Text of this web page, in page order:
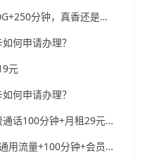
广电飞千卡深度解析：24元180G+250分钟，真香还是套路？
何申请办理？
元
何申请办理？
电信沧岳卡每月135G流量+免费通话100分钟+月租29元套餐长期有效
联通飞慈卡月租39元300G全国通用流量+100分钟+会员，低月租大流量卡推荐